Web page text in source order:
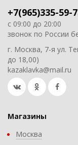
+7(965)335-59-
с 09:00 до 20:00
звонок по России
г. Москва, 7-я ул.
до 18,00)
kazaklavka@mail.ru
Магазины
Москва